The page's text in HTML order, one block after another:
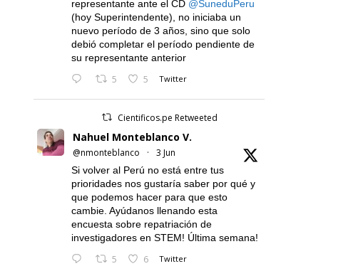
representante ante el CD @SuneduPeru
(hoy Superintendente), no iniciaba un
nuevo período de 3 años, sino que solo
debió completar el período pendiente de
su representante anterior
5 5 Twitter
Cientificos.pe Retweeted
Nahuel Monteblanco V.
@nmonteblanco · 3 Jun
Si volver al Perú no está entre tus
prioridades nos gustaría saber por qué y
que podemos hacer para que esto
cambie. Ayúdanos llenando esta
encuesta sobre repatriación de
investigadores en STEM! Última semana!
5 6 Twitter